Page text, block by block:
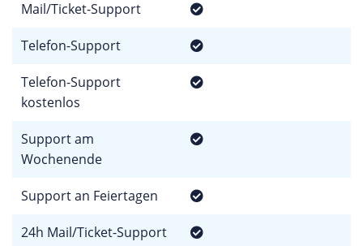
Mail/Ticket-Support
Telefon-Support
Telefon-Support
kostenlos
Support am
Wochenende
Support an Feiertagen
24h Mail/Ticket-Support